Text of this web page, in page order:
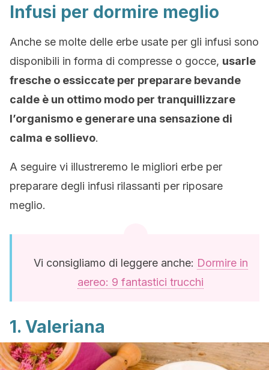
Infusi per dormire meglio
Anche se molte delle erbe usate per gli infusi sono
disponibili in forma di compresse o gocce, usarle
fresche o essiccate per preparare bevande
calde è un ottimo modo per tranquillizzare
l’organismo e generare una sensazione di
calma e sollievo.
A seguire vi illustreremo le migliori erbe per
preparare degli infusi rilassanti per riposare
meglio.
Vi consigliamo di leggere anche: Dormire in
aereo: 9 fantastici trucchi
1. Valeriana